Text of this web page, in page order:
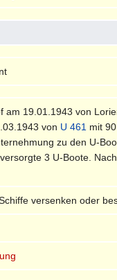
am 19.01.1943 von
von U 461 mit
zu den U-
3 U-Boote.
versenken oder